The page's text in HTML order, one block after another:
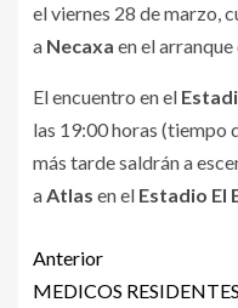
el viernes 28 de marzo,
a Necaxa en el
El encuentro en el
las 19:00 horas (tiempo
más tarde saldrán a
aAtlas en el Estadio El
Anterior
MEDICOS RESIDENTES